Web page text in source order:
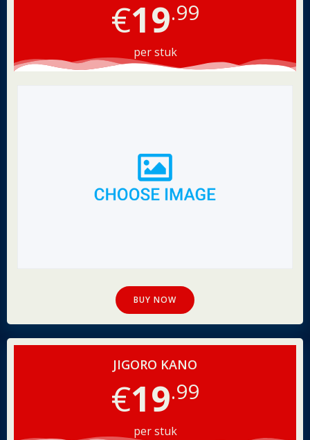
€19.99
per stuk
BUY NOW
JIGORO KANO
€19.99
per stuk